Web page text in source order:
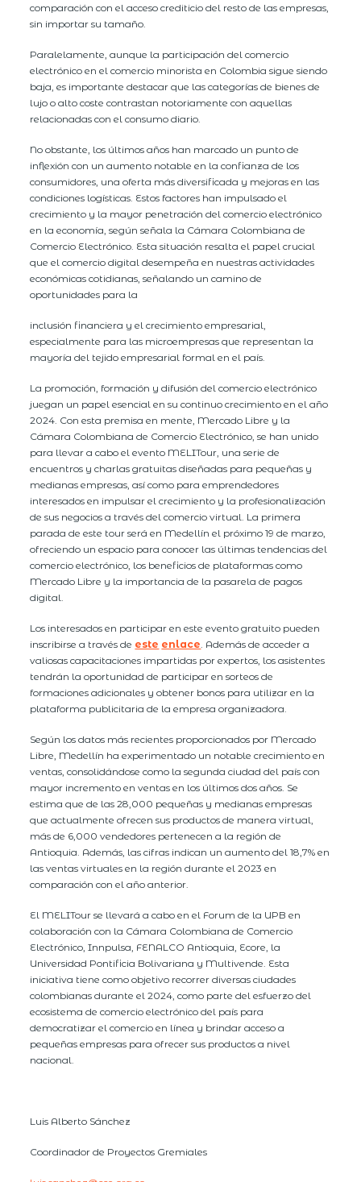
comparación con el acceso crediticio del resto de las empresas,
sin importar su tamaño.
Paralelamente, aunque la participación del comercio
electrónico en el comercio minorista en Colombia sigue siendo
baja, es importante destacar que las categorías de bienes de
lujo o alto coste contrastan notoriamente con aquellas
relacionadas con el consumo diario.
No obstante, los últimos años han marcado un punto de
inflexión con un aumento notable en la confianza de los
consumidores, una oferta más diversificada y mejoras en las
condiciones logísticas. Estos factores han impulsado el
crecimiento y la mayor penetración del comercio electrónico
en la economía, según señala la Cámara Colombiana de
Comercio Electrónico. Esta situación resalta el papel crucial
que el comercio digital desempeña en nuestras actividades
económicas cotidianas, señalando un camino de
oportunidades para la
inclusión financiera y el crecimiento empresarial,
especialmente para las microempresas que representan la
mayoría del tejido empresarial formal en el país.
La promoción, formación y difusión del comercio electrónico
juegan un papel esencial en su continuo crecimiento en el año
2024. Con esta premisa en mente, Mercado Libre y la
Cámara Colombiana de Comercio Electrónico, se han unido
para llevar a cabo el evento MELITour, una serie de
encuentros y charlas gratuitas diseñadas para pequeñas y
medianas empresas, así como para emprendedores
interesados en impulsar el crecimiento y la profesionalización
de sus negocios a través del comercio virtual. La primera
parada de este tour será en Medellín el próximo 19 de marzo,
ofreciendo un espacio para conocer las últimas tendencias del
comercio electrónico, los beneficios de plataformas como
Mercado Libre y la importancia de la pasarela de pagos
digital.
Los interesados en participar en este evento gratuito pueden
inscribirse a través de este enlace . Además de acceder a
valiosas capacitaciones impartidas por expertos, los asistentes
tendrán la oportunidad de participar en sorteos de
formaciones adicionales y obtener bonos para utilizar en la
plataforma publicitaria de la empresa organizadora.
Según los datos más recientes proporcionados por Mercado
Libre, Medellín ha experimentado un notable crecimiento en
ventas, consolidándose como la segunda ciudad del país con
mayor incremento en ventas en los últimos dos años. Se
estima que de las 28,000 pequeñas y medianas empresas
que actualmente ofrecen sus productos de manera virtual,
más de 6,000 vendedores pertenecen a la región de
Antioquia. Además, las cifras indican un aumento del 18,7% en
las ventas virtuales en la región durante el 2023 en
comparación con el año anterior.
El MELITour se llevará a cabo en el Forum de la UPB en
colaboración con la Cámara Colombiana de Comercio
Electrónico, Innpulsa, FENALCO Antioquia, Ecore, la
Universidad Pontificia Bolivariana y Multivende. Esta
iniciativa tiene como objetivo recorrer diversas ciudades
colombianas durante el 2024, como parte del esfuerzo del
ecosistema de comercio electrónico del país para
democratizar el comercio en línea y brindar acceso a
pequeñas empresas para ofrecer sus productos a nivel
nacional.
Luis Alberto Sánchez
Coordinador de Proyectos Gremiales